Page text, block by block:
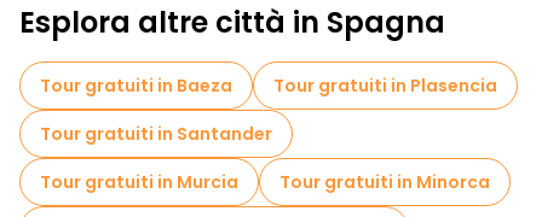
Visite al mercato in Santa Cruz De Tenerife
Esplora altre città in Spagna
Tour gratuiti in Baeza
Tour gratuiti in Plasencia
Tour gratuiti in Santander
Tour gratuiti in Murcia
Tour gratuiti in Minorca